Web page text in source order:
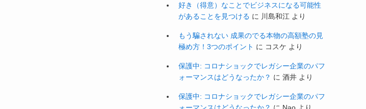
好き（得意）なことでビジネスになる可能性
があることを見つける に 川島和江 より
もう騙されない 成果のでる本物の高額塾の見
極め方！3つのポイント に コスケ より
保護中: コロナショックでレガシー企業のパフ
ォーマンスはどうなったか？ に 酒井 より
保護中: コロナショックでレガシー企業のパフ
ォーマンスはどうなったか？ に Nao より